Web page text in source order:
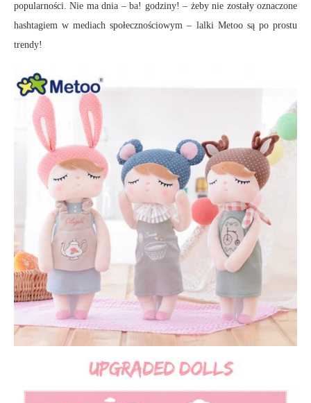
popularności. Nie ma dnia – ba! godziny! – żeby nie zostały oznaczone
hashtagiem w mediach społecznościowym – lalki Metoo są po prostu
trendy!